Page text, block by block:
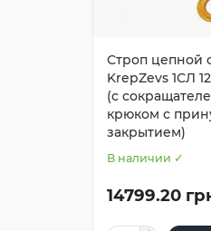
Строп цепной
KrepZevs 1СЛ
(с
крюком с
закрытием)
В наличии ✓
14799.20